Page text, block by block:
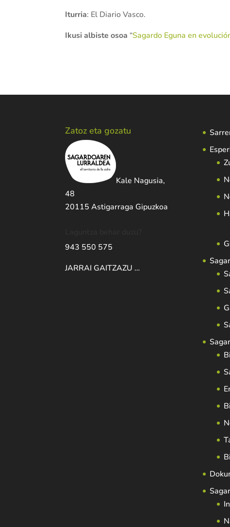
Iturria: El Diario Vasco.
Ikusi albiste osoa “Sagardo Eguna en
Zatoz eta gozatu
Kale Nagusia,
48
20115 Astigarraga Gipuzkoa
943 550 575
JARRAI GAITZAZU …